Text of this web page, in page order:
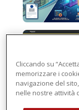
Cliccando su
memorizzare i
navigazione del
nelle nostre attività